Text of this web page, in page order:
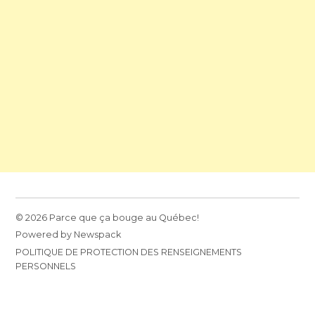
© 2026 Parce que ça bouge au Québec!
Powered by Newspack
POLITIQUE DE PROTECTION DES RENSEIGNEMENTS
PERSONNELS